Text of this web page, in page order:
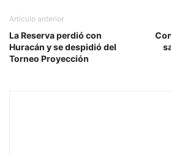
Artículo anterior
La Reserva perdió con
Huracán y se despidió del
Torneo Proyección